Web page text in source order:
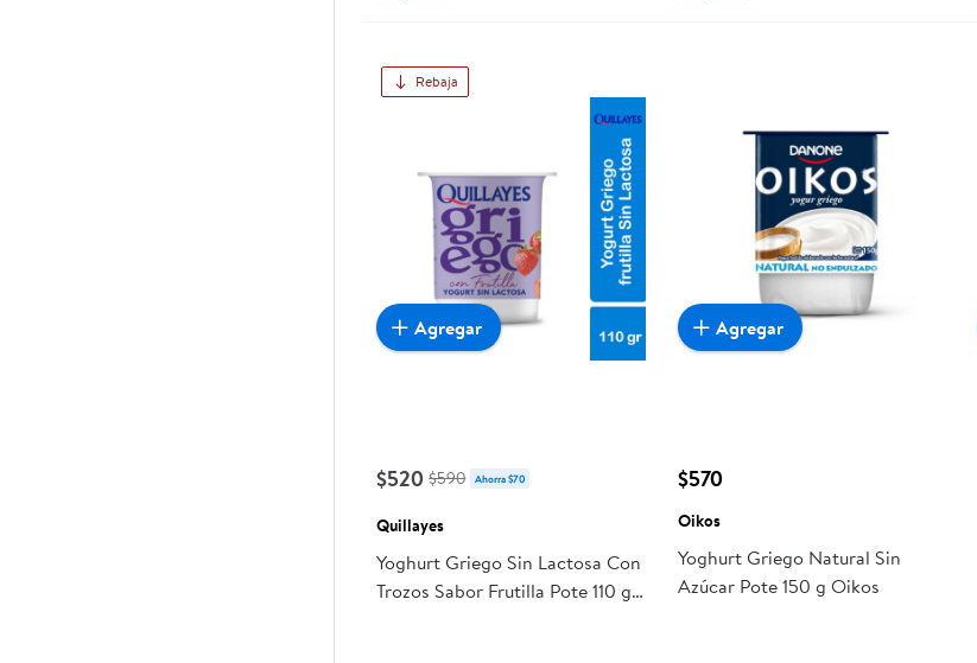
Rebaja
$520 $590 Ahorra $70
Quillayes
Yoghurt Griego Sin Lactosa Con
Trozos Sabor Frutilla Pote 110 g
Agregar
$570
Oikos
Yoghurt Griego Natural Sin
Azúcar Pote 150 g Oikos
Agregar